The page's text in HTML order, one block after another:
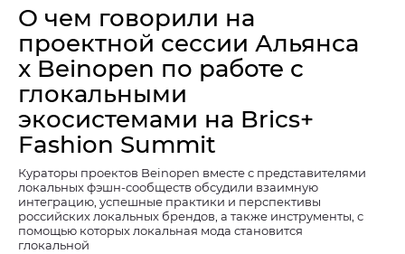
О чем говорили на
проектной сессии Альянса
x Beinopen по работе с
глокальными
экосистемами на Brics+
Fashion Summit
Кураторы проектов Beinopen вместе с представителями
локальных фэшн-сообществ обсудили взаимную
интеграцию, успешные практики и перспективы
российских локальных брендов, а также инструменты, с
помощью которых локальная мода становится
глокальной